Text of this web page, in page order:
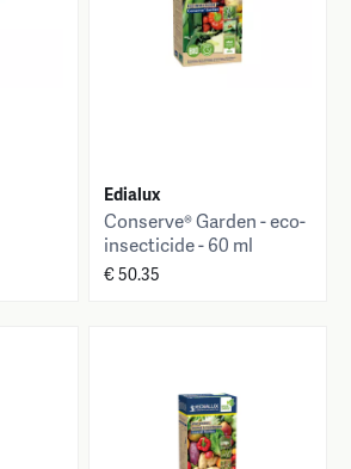
Edialux
Conserve® Garden - eco-
insecticide - 60 ml
€ 50.35